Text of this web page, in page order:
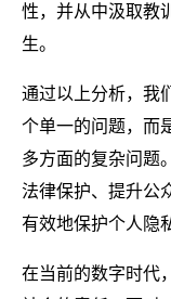
性，并从中汲取教
生。
通过以上分析，我
个单一的问题，而
多方面的复杂问题
法律保护、提升公
有效地保护个人隐
在当前的数字时代